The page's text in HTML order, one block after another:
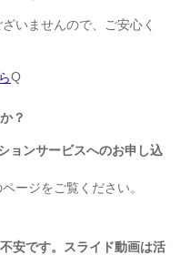
いませんので、ご安心く
Q
？
ョンサービスへのお申し込
ージをご覧ください。
安です。スライド動画は活